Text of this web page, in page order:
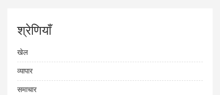
श्रेणियाँ
खेल
व्यापार
समाचार